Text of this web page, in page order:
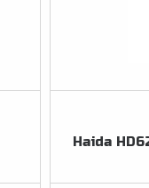
Haida